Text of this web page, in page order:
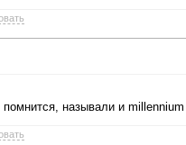
называли и